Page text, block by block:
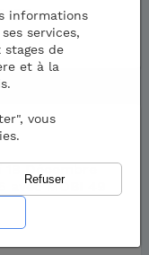
18 Décembre
avec MOBI 49
informations
services,
de
et à la
vous